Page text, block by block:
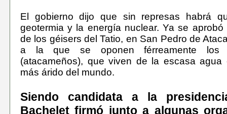
El gobierno dijo que sin represas habrá
geotermia y la energía nuclear. Ya se aprobó
de los géisers del Tatio, en San Pedro de
a la que se oponen férreamente los
(atacameños), que viven de la escasa agua
más árido del mundo.
Siendo candidata a la
Bachelet firmó junto a algunas